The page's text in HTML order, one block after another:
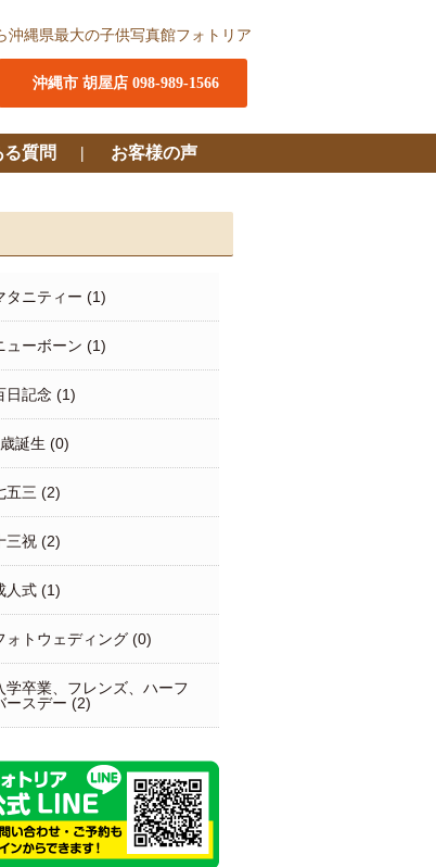
縄県最大の子供写真館フォトリア
沖縄市 胡屋店 098-989-1566
質問 お客様の声
タニティー (1)
ューボーン (1)
日記念 (1)
誕生 (0)
五三 (2)
三祝 (2)
人式 (1)
ォトウェディング (0)
学卒業、フレンズ、ハーフ
ースデー (2)